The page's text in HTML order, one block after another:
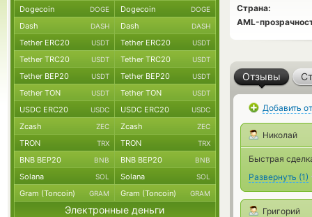
Страна:
AML-
Отзывы
Добавить
Николай
Быстрая
Развернуть (1)
Григорий
Dogecoin DOGE Dogecoin DOGE
Dash DASH Dash DASH
Tether ERC20 USDT Tether ERC20 USDT
Tether TRC20 USDT Tether TRC20 USDT
Tether BEP20 USDT Tether BEP20 USDT
Tether TON USDT Tether TON USDT
USDC ERC20 USDC USDC ERC20 USDC
Zcash ZEC Zcash ZEC
TRON TRX TRON TRX
BNB BEP20 BNB BNB BEP20 BNB
Solana SOL Solana SOL
Gram (Toncoin) GRAM Gram (Toncoin) GRAM
Электронные деньги